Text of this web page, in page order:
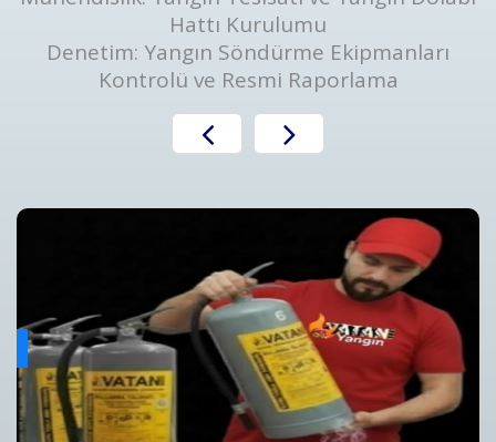
Hattı Kurulumu
Denetim: Yangın Söndürme Ekipmanları
Kontrolü ve Resmi Raporlama
Yangın Algılama ve Alarm Bakım ve Kontrolleri
Yangın Algılama ve Alarm Sistemi Bakımı | Periyodik
Detaylar